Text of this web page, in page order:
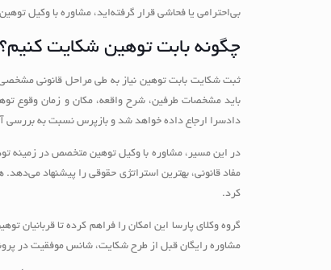
بی‌احترامی یا فحاشی قرار گرفته‌اید، مشاوره با وکیل
چگونه بابت توهین شکایت
ثبت شکایت بابت توهین نیاز به طی مراحل قانونی
باید مشخصات طرفین، شرح واقعه، مکان و زمان وقوع
دادسرا ارجاع داده خواهد شد و بازپرس نسبت به بررسی
در این مسیر، مشاوره با وکیل توهین متخصص در زمینه
مفاد قانونی، بهترین استراتژی حقوقی را پیشنهاد
کرد.
گروه وکلای پارسا این امکان را فراهم کرده تا قربانیان
مشاوره رایگان قبل از طرح شکایت، شانس موفقیت در